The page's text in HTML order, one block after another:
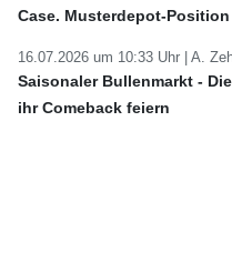
Case. Musterdepot-Position
16.07.2026 um 10:33 Uhr | A.
Saisonaler Bullenmarkt -
ihr Comeback feiern